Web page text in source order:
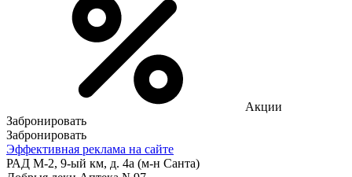
Акции
Забронировать
Забронировать
Эффективная реклама на сайте
РАД М-2, 9-ый км, д. 4а (м-н Санта)